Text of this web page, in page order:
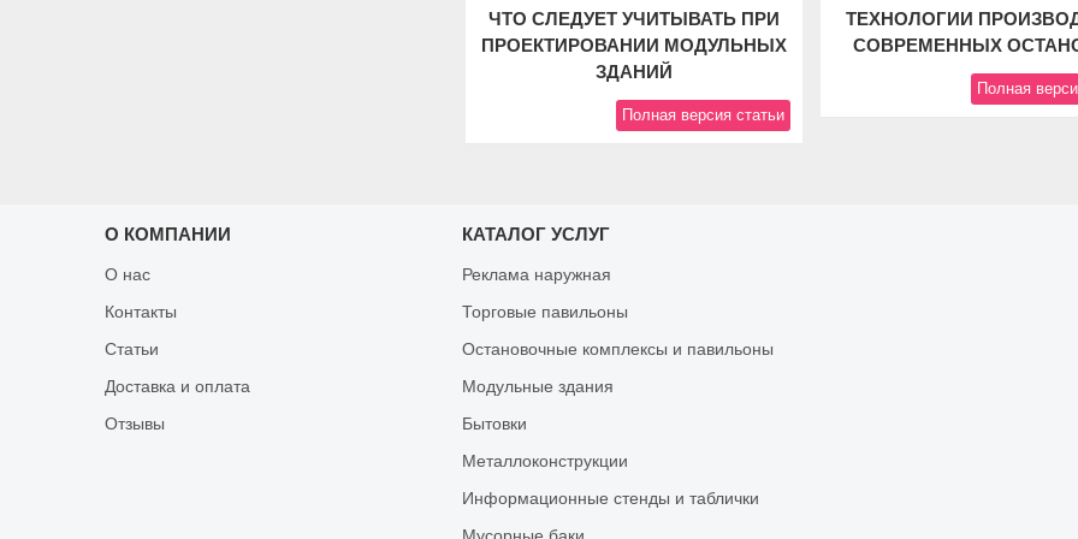
ЧТО СЛЕДУЕТ УЧИТЫВАТЬ ПРИ
ПРОЕКТИРОВАНИИ МОДУЛЬНЫХ
ЗДАНИЙ
Полная версия статьи
ТЕХНОЛОГИИ
СОВРЕМЕННЫХ
Полная
О КОМПАНИИ
О нас
Контакты
Статьи
Доставка и оплата
Отзывы
КАТАЛОГ УСЛУГ
Реклама наружная
Торговые павильоны
Остановочные комплексы и павильоны
Модульные здания
Бытовки
Металлоконструкции
Информационные стенды и таблички